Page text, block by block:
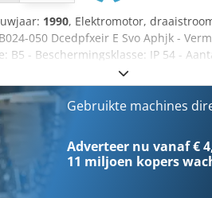
1990, Elektromotor,
050 Dcedpfxeir E Svo Aphjk -
B5 - Beschermingsklasse: IP 54 -
mm - Gewicht: 688 kg/stuk.
Gebruikte machines
Adverteer nu vanaf €
11 miljoen kopers